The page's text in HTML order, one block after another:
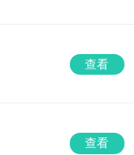
查看
查看